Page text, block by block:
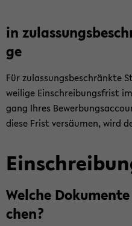
in
ge
Für zu­las­sungs­be­schränk­te
wei­li­ge Ein­schrei­bungs­frist
gang Ihres
diese Frist ver­säu­men, wird
Wel­che
chen?